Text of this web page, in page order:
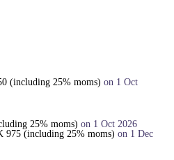
(including 25% moms) on 1 Oct
25% moms) on 1 Oct 2026
975 (including 25% moms) on 1 Dec